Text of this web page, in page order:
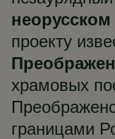
неорусском
проекту
храмовых
границами